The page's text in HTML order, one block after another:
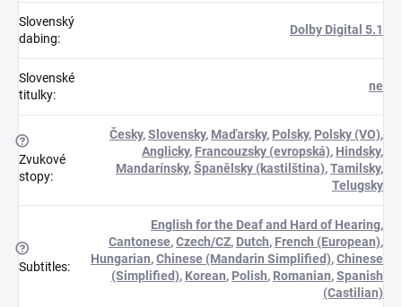
Slovenský
dabing:
Dolby Digital 5.1
Slovenské
titulky:
ne
?
Zvukové
stopy:
Česky,Slovensky, Maďarsky, Polsky, Polsky (VO),
Anglicky, Francouzsky (evropská), Hindsky,
Mandarínsky,Španělsky (kastilština),Tamilsky,
Telugsky
?
Subtitles:
English for the Deaf and Hard of Hearing,
Cantonese,Czech/CZ, Dutch, French (European),
Hungarian,Chinese (Mandarin Simplified),Chinese
(Simplified), Korean, Polish, Romanian,Spanish
(Castilian)